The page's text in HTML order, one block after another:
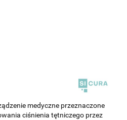
medyczne przeznaczone
ciśnienia tętniczego przez